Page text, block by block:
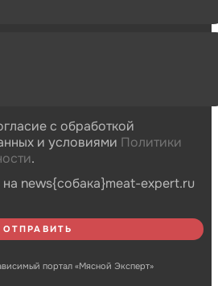
с обработкой
и условиями Политики
.
news{собака}meat-expert.ru
портал «Мясной Эксперт»